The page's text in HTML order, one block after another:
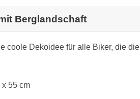
Berglandschaft
coole Dekoidee für alle Biker, die die
x 55 cm